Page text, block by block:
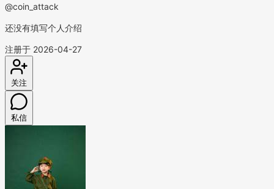
@coin_attack
还没有填写个人介绍
注册于 2026-04-27
关注
私信